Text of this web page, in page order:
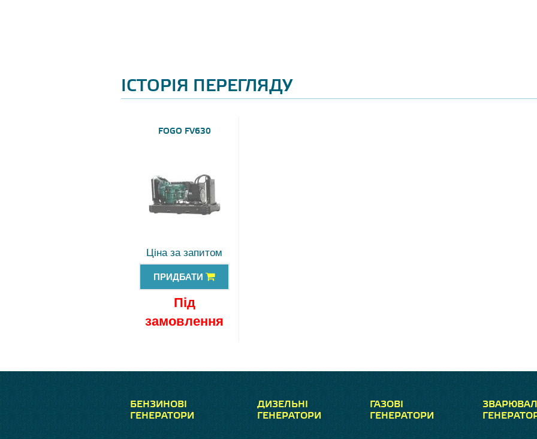
ІСТОРІЯ ПЕРЕГЛЯДУ
FOGO FV630
Ціна за запитом
ПРИДБАТИ
Під
замовлення
БЕНЗИНОВІ
ГЕНЕРАТОРИ
ДИЗЕЛЬНІ
ГЕНЕРАТОРИ
ГАЗОВІ
ГЕНЕРАТОРИ